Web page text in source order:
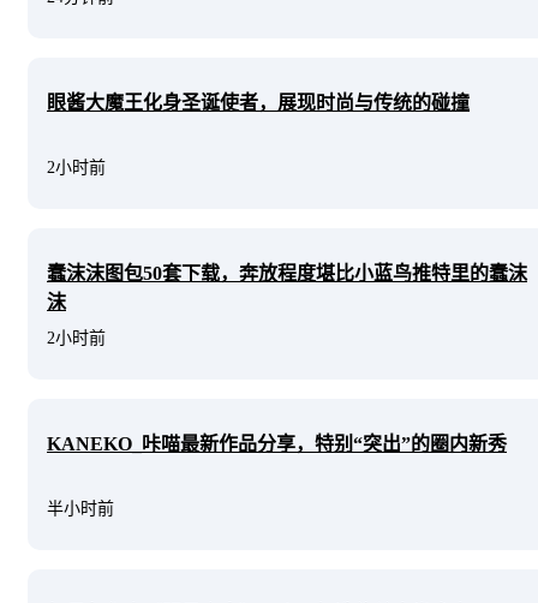
眼酱大魔王化身圣诞使者，展现时尚与传统的碰撞
2小时前
蠢沫沫图包50套下载，奔放程度堪比小蓝鸟推特里的蠢沫
沫
2小时前
KANEKO_咔喵最新作品分享，特别“突出”的圈内新秀
半小时前